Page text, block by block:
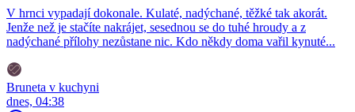
V hrnci vypadají dokonale. Kulaté, nadýchané, těžké tak akorát.
Jenže než je stačíte nakrájet, sesednou se do tuhé hroudy a z
nadýchané přílohy nezůstane nic. Kdo někdy doma vařil kynuté...
Bruneta v kuchyni
dnes, 04:38